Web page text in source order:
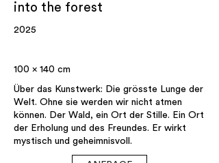
into the forest
2025
100 x 140 cm
Über das Kunstwerk: Die grösste Lunge der
Welt. Ohne sie werden wir nicht atmen
können. Der Wald, ein Ort der Stille. Ein Ort
der Erholung und des Freundes. Er wirkt
mystisch und geheimnisvoll.